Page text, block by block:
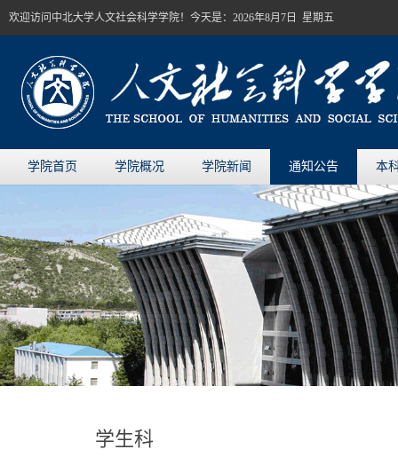
欢迎访问中北大学人文社会科学学院！今天是： 2026年8月7日 星期五
学院首页 学院概况 学院新闻 通知公告 本
学生科